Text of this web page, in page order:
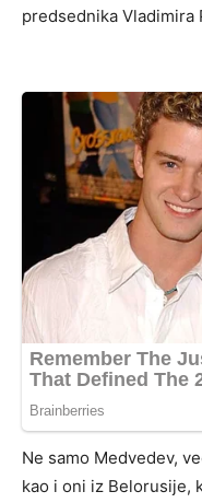
predsednika Vladimira
Ne samo Medvedev,
kao i oni iz Belorusije,